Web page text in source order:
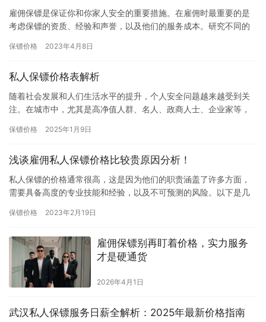
雇佣保镖是保证你和你家人安全的重要措施。在雇佣时最重要的是
考虑保镖的资质、经验和声誉，以及他们的服务成本。研究不同的
本也很…
保镖价格 2023年4月8日
私人保镖价格表解析
随着社会发展和人们生活水平的提升，个人安全问题越来越受到关
注。在城市中，尤其是高净值人群、名人、政商人士、企业家等，
种必需…
保镖价格 2025年1月9日
浅谈雇佣私人保镖价格比较贵原因分析！
私人保镖的价格通常很高，这是因为他们的职责涵盖了许多方面，
需要具备高度的专业技能和经验，以及不可预测的风险。以下是几
保镖…
保镖价格 2023年2月19日
雇佣保镖别再盯着价格，实力服务
才是硬通货
2026年4月1日
武汉私人保镖服务日薪全解析：2025年最新价格指南